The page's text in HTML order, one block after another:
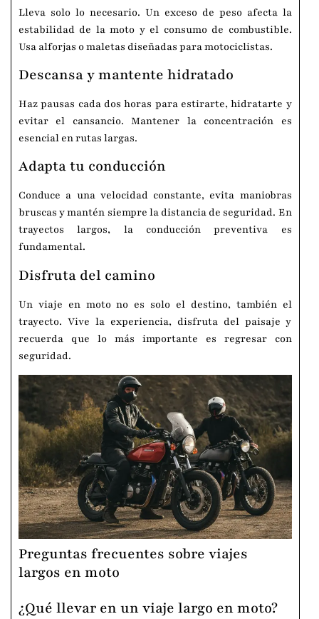
Lleva solo lo necesario. Un exceso de peso afecta la
estabilidad de la moto y el consumo de combustible.
Usa alforjas o maletas diseñadas para motociclistas.
Descansa y mantente hidratado
Haz pausas cada dos horas para estirarte, hidratarte y
evitar el cansancio. Mantener la concentración es
esencial en rutas largas.
Adapta tu conducción
Conduce a una velocidad constante, evita maniobras
bruscas y mantén siempre la distancia de seguridad. En
trayectos largos, la conducción preventiva es
fundamental.
Disfruta del camino
Un viaje en moto no es solo el destino, también el
trayecto. Vive la experiencia, disfruta del paisaje y
recuerda que lo más importante es regresar con
seguridad.
Preguntas frecuentes sobre viajes
largos en moto
¿Qué llevar en un viaje largo en moto?